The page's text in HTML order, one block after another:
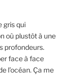
gris qui
où plustôt à une
profondeurs.
face à face
l’océan. Ça me